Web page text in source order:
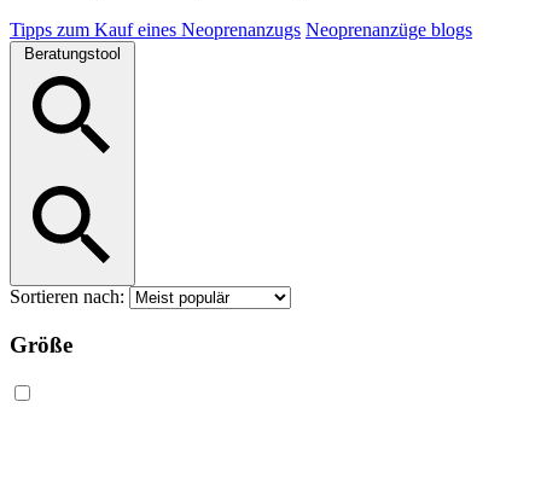
Tipps zum Kauf eines Neoprenanzugs Neoprenanzüge blogs
Beratungstool
Sortieren nach:
Größe